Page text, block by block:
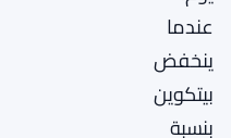
عندما
ينخفض
بيتكوين
بنسبة